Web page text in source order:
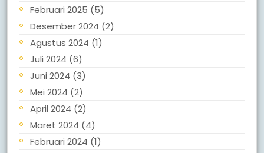
Februari 2025 (5)
Desember 2024 (2)
Agustus 2024 (1)
Juli 2024 (6)
Juni 2024 (3)
Mei 2024 (2)
April 2024 (2)
Maret 2024 (4)
Februari 2024 (1)